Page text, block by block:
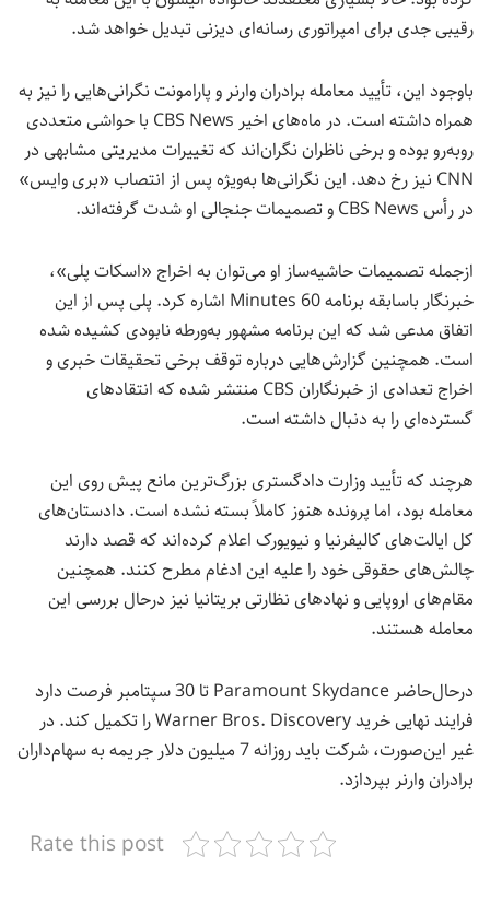
رقیبی جدی برای امپراتوری رسانه‌ای دیزنی تبدیل خواهد شد.
باوجود این، تأیید معامله برادران وارنر و پارامونت نگرانی‌هایی را نیز به
همراه داشته است. در ماه‌های اخیر CBS News با حواشی متعددی
روبه‌رو بوده و برخی ناظران نگران‌اند که تغییرات مدیریتی مشابهی در
CNN نیز رخ دهد. این نگرانی‌ها به‌ویژه پس از انتصاب «بری وایس»
در رأس CBS News و تصمیمات جنجالی او شدت گرفته‌اند.
ازجمله تصمیمات حاشیه‌ساز او می‌توان به اخراج «اسکات پلی»،
خبرنگار باسابقه برنامه 60 Minutes اشاره کرد. پلی پس از این
اتفاق مدعی شد که این برنامه مشهور به‌ورطه نابودی کشیده شده
است. همچنین گزارش‌هایی درباره توقف برخی تحقیقات خبری و
اخراج تعدادی از خبرنگاران CBS منتشر شده که انتقادهای
گسترده‌ای را به دنبال داشته است.
هرچند که تأیید وزارت دادگستری بزرگ‌ترین مانع پیش روی این
معامله بود، اما پرونده هنوز کاملاً بسته نشده است. دادستان‌های
کل ایالت‌های کالیفرنیا و نیویورک اعلام کرده‌اند که قصد دارند
چالش‌های حقوقی خود را علیه این ادغام مطرح کنند. همچنین
مقام‌های اروپایی و نهادهای نظارتی بریتانیا نیز درحال بررسی این
معامله هستند.
درحال‌حاضر Paramount Skydance تا 30 سپتامبر فرصت دارد
فرایند نهایی خرید Warner Bros. Discovery را تکمیل کند. در
غیر این‌صورت، شرکت باید روزانه 7 میلیون دلار جریمه به سهام‌داران
برادران وارنر بپردازد.
Rate this post